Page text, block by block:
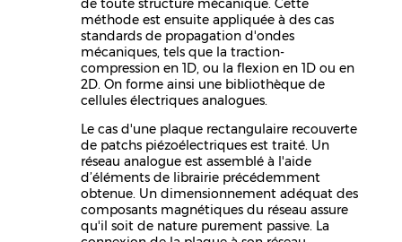
de toute structure mécanique. Cette
méthode est ensuite appliquée à des cas
standards de propagation d'ondes
mécaniques, tels que la traction-
compression en 1D, ou la flexion en 1D ou en
2D. On forme ainsi une bibliothèque de
cellules électriques analogues.
Le cas d'une plaque rectangulaire recouverte
de patchs piézoélectriques est traité. Un
réseau analogue est assemblé à l'aide
d’éléments de librairie précédemment
obtenue. Un dimensionnement adéquat des
composants magnétiques du réseau assure
qu'il soit de nature purement passive. La